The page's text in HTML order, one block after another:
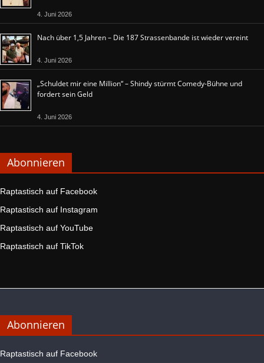
4. Juni 2026
Nach über 1,5 Jahren – Die 187 Strassenbande ist wieder vereint
4. Juni 2026
„Schuldet mir eine Million“ – Shindy stürmt Comedy-Bühne und
fordert sein Geld
4. Juni 2026
Abonnieren
Raptastisch auf Facebook
Raptastisch auf Instagram
Raptastisch auf YouTube
Raptastisch auf TikTok
Abonnieren
Raptastisch auf Facebook